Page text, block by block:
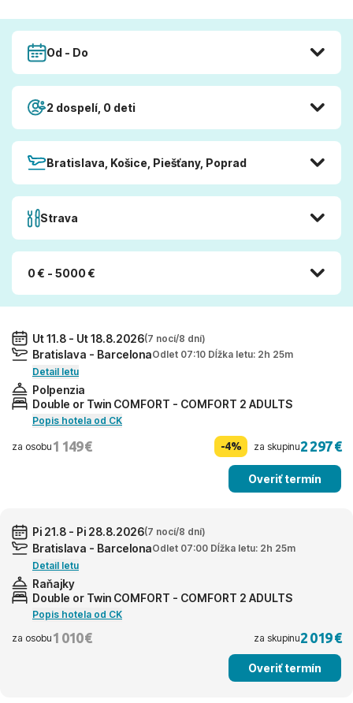
Od - Do
2 dospelí, 0 deti
Bratislava, Košice, Piešťany, Poprad
Strava
0 € - 5000 €
Ut 11.8 - Ut 18.8.2026(7 nocí/8 dní)
Bratislava - BarcelonaOdlet 07:10 Dĺžka letu: 2h 25m
Detail letu
Polpenzia
Double or Twin COMFORT - COMFORT 2 ADULTS
Popis hotela od CK
za osobu 1 149 € -4% za skupinu2 297 €
Overiť termín
Pi 21.8 - Pi 28.8.2026(7 nocí/8 dní)
Bratislava - BarcelonaOdlet 07:00 Dĺžka letu: 2h 25m
Detail letu
Raňajky
Double or Twin COMFORT - COMFORT 2 ADULTS
Popis hotela od CK
za osobu 1 010 € za skupinu2 019 €
Overiť termín